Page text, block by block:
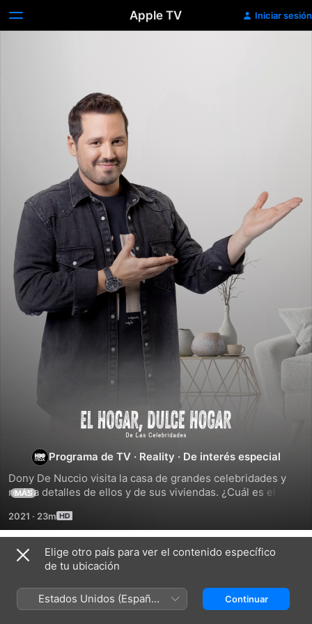
Apple TV Iniciar sesión
El
hogar,
dulce
hogar
de
las
Programa de TV · Reality · De interés especial
Dony De Nuccio visita la casa de grandes celebridades y
revela detalles de ellos y de sus viviendas. ¿Cuál es el
hogares? En cada ambiente y objeto se esconde una gran
anécdota.
MÁS
2021 · 23m
Temporada 1
Elige otro país para ver el contenido específico
de tu ubicación
Estados Unidos (Español
México)
Continuar